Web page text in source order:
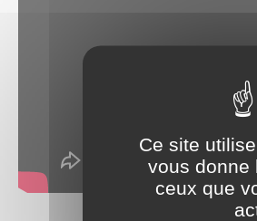
Ce site
vous donne
ceux que